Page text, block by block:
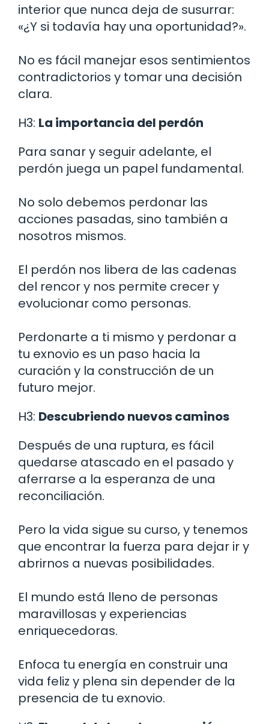
interior que nunca deja de susurrar:
«¿Y si todavía hay una oportunidad?».
No es fácil manejar esos sentimientos
contradictorios y tomar una decisión
clara.
H3: La importancia del perdón
Para sanar y seguir adelante, el
perdón juega un papel fundamental.
No solo debemos perdonar las
acciones pasadas, sino también a
nosotros mismos.
El perdón nos libera de las cadenas
del rencor y nos permite crecer y
evolucionar como personas.
Perdonarte a ti mismo y perdonar a
tu exnovio es un paso hacia la
curación y la construcción de un
futuro mejor.
H3: Descubriendo nuevos caminos
Después de una ruptura, es fácil
quedarse atascado en el pasado y
aferrarse a la esperanza de una
reconciliación.
Pero la vida sigue su curso, y tenemos
que encontrar la fuerza para dejar ir y
abrirnos a nuevas posibilidades.
El mundo está lleno de personas
maravillosas y experiencias
enriquecedoras.
Enfoca tu energía en construir una
vida feliz y plena sin depender de la
presencia de tu exnovio.